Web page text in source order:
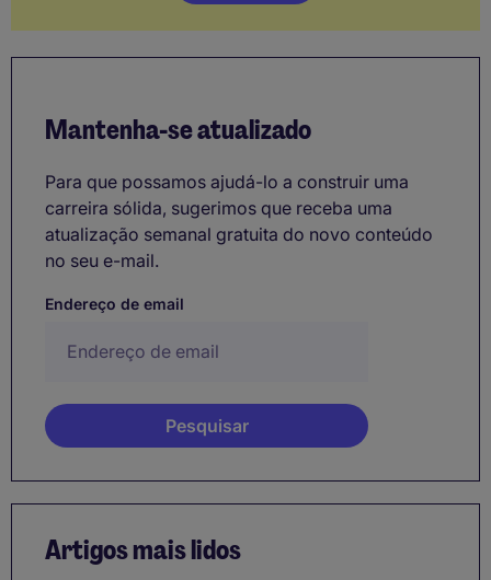
Mantenha-se atualizado
Para que possamos ajudá-lo a construir uma
carreira sólida, sugerimos que receba uma
atualização semanal gratuita do novo conteúdo
no seu e-mail.
Endereço de email
Artigos mais lidos